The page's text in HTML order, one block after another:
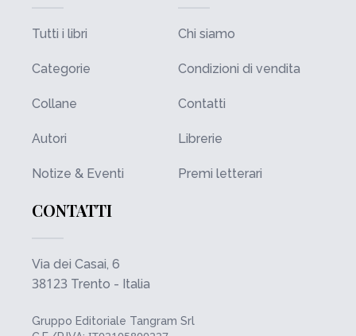
Tutti i libri
Categorie
Collane
Autori
Notize & Eventi
Chi siamo
Condizioni di vendita
Contatti
Librerie
Premi letterari
CONTATTI
Via dei Casai, 6
38123 Trento - Italia
Gruppo Editoriale Tangram Srl